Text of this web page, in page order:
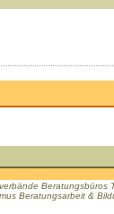
Beratungsbüros
Beratungsarbeit &